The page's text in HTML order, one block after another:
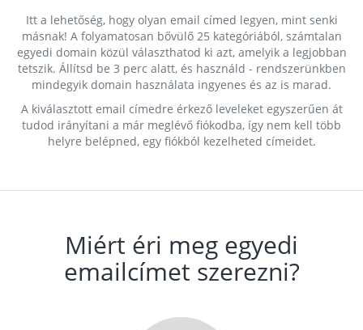
Itt a lehetőség, hogy olyan email címed legyen, mint senki
másnak! A folyamatosan bővülő 25 kategóriából, számtalan
egyedi domain közül választhatod ki azt, amelyik a legjobban
tetszik. Állítsd be 3 perc alatt, és használd - rendszerünkben
mindegyik domain használata ingyenes és az is marad.
A kiválasztott email címedre érkező leveleket egyszerűen át
tudod irányítani a már meglévő fiókodba, így nem kell több
helyre belépned, egy fiókból kezelheted címeidet.
Miért éri meg egyedi
emailcímet szerezni?